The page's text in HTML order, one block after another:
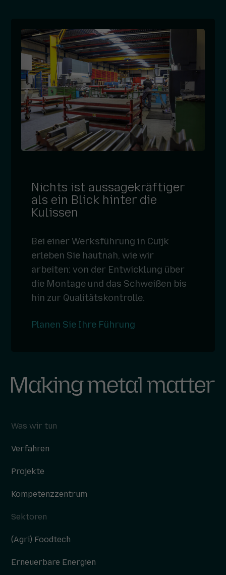
Nichts ist aussagekräftiger
als ein Blick hinter die
Kulissen
Bei einer Werksführung in Cuijk
erleben Sie hautnah, wie wir
arbeiten: von der Entwicklung über
die Montage und das Schweißen bis
hin zur Qualitätskontrolle.
Planen Sie Ihre Führung
Was wir tun
Verfahren
Projekte
Kompetenzzentrum
Sektoren
(Agri) Foodtech
Erneuerbare Energien